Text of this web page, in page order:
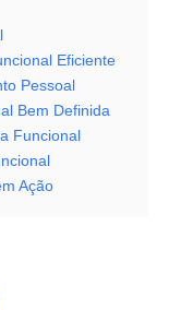
Eficiente
Pessoal
Bem Definida
Funcional
Ação